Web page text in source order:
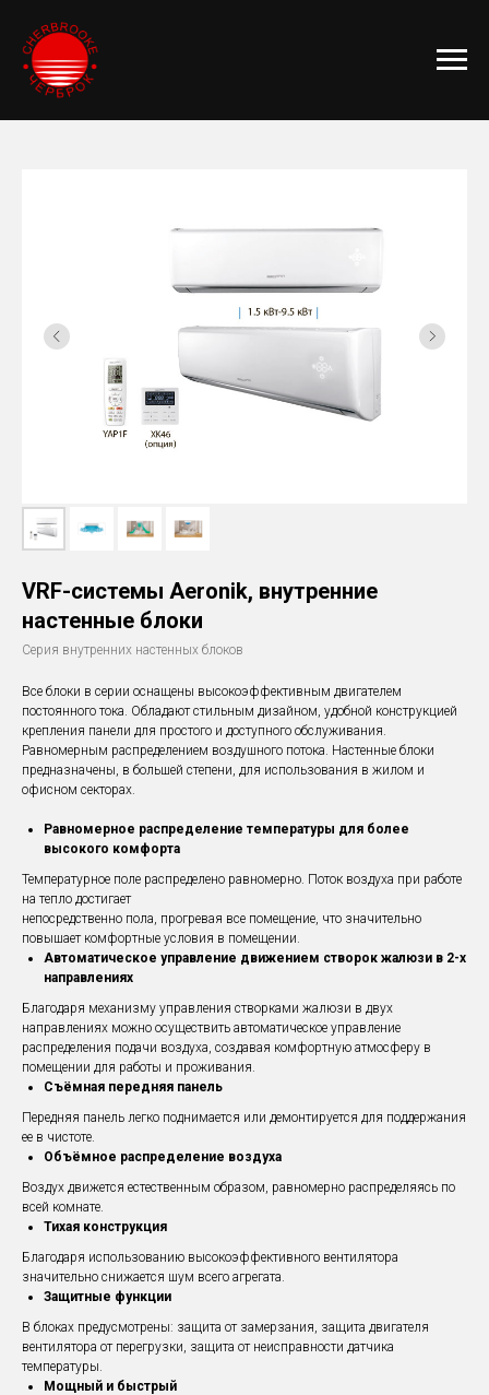
VRF-системы Aeronik, внутренние
настенные блоки
Серия внутренних настенных блоков
Все блоки в серии оснащены высокоэффективным двигателем
постоянного тока. Обладают стильным дизайном, удобной конструкцией
крепления панели для простого и доступного обслуживания.
Равномерным распределением воздушного потока. Настенные блоки
предназначены, в большей степени, для использования в жилом и
офисном секторах.
Равномерное распределение температуры для более
высокого комфорта
Температурное поле распределено равномерно. Поток воздуха при работе
на тепло достигает
непосредственно пола, прогревая все помещение, что значительно
повышает комфортные условия в помещении.
Автоматическое управление движением створок жалюзи в 2-х
направлениях
Благодаря механизму управления створками жалюзи в двух
направлениях можно осуществить автоматическое управление
распределения подачи воздуха, создавая комфортную атмосферу в
помещении для работы и проживания.
Съёмная передняя панель
Передняя панель легко поднимается или демонтируется для поддержания
ее в чистоте.
Объёмное распределение воздуха
Воздух движется естественным образом, равномерно распределяясь по
всей комнате.
Тихая конструкция
Благодаря использованию высокоэффективного вентилятора
значительно снижается шум всего агрегата.
Защитные функции
В блоках предусмотрены: защита от замерзания, защита двигателя
вентилятора от перегрузки, защита от неисправности датчика
температуры.
Мощный и быстрый